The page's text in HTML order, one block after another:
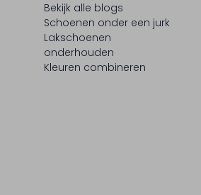
Bekijk alle blogs
Schoenen onder een jurk
Lakschoenen
onderhouden
Kleuren combineren